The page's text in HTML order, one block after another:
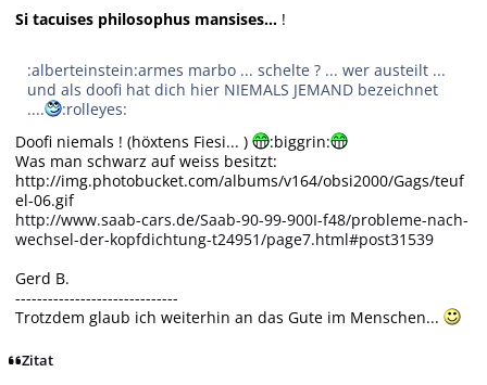
Si tacuises philosophus mansises... !
:alberteinstein:armes marbo ... schelte ? ... wer austeilt ...
und als doofi hat dich hier NIEMALS JEMAND bezeichnet
....
:rolleyes:
Doofi niemals ! (höxtens Fiesi... )
:biggrin:
Was man schwarz auf weiss besitzt:
http://img.photobucket.com/albums/v164/obsi2000/Gags/teuf
el-06.gif
http://www.saab-cars.de/Saab-90-99-900I-f48/probleme-nach-
wechsel-der-kopfdichtung-t24951/page7.html#post31539
Gerd B.
------------------------------
Trotzdem glaub ich weiterhin an das Gute im Menschen...
Zitat